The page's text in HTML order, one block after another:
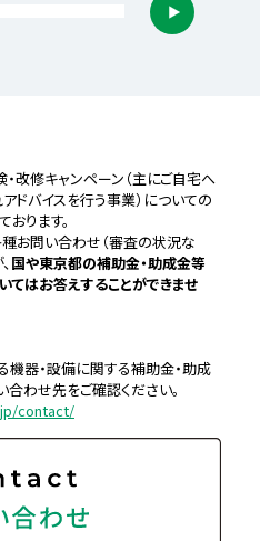
改修キャンペーン（主にご自宅へ
ドバイスを行う事業）についての
ります。
お問い合わせ（審査の状況な
国や東京都の補助金・助成金等
てはお答えすることができませ
機器・設備に関する補助金・助成
わせ先をご確認ください。
contact/